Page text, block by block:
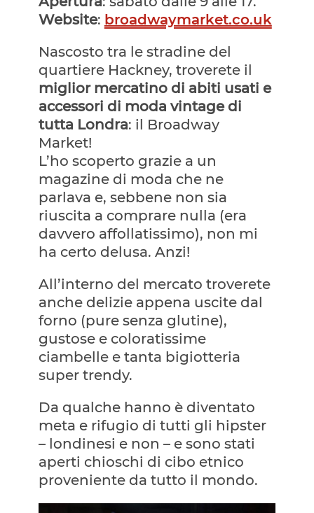
Website: broadwaymarket.co.uk
Nascosto tra le stradine del
quartiere Hackney, troverete il
miglior mercatino di abiti usati e
accessori di moda vintage di
tutta Londra: il Broadway
Market!
L’ho scoperto grazie a un
magazine di moda che ne
parlava e, sebbene non sia
riuscita a comprare nulla (era
davvero affollatissimo), non mi
ha certo delusa. Anzi!
All’interno del mercato troverete
anche delizie appena uscite dal
forno (pure senza glutine),
gustose e coloratissime
ciambelle e tanta bigiotteria
super trendy.
Da qualche hanno è diventato
meta e rifugio di tutti gli hipster
– londinesi e non – e sono stati
aperti chioschi di cibo etnico
proveniente da tutto il mondo.